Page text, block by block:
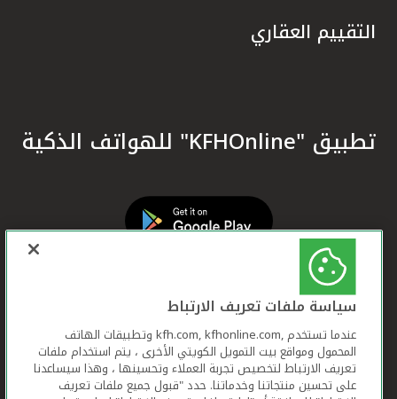
التقييم العقاري
تطبيق "KFHOnline" للهواتف الذكية
سياسة ملفات تعريف الارتباط
عندما تستخدم ,kfh.com, kfhonline.com وتطبيقات الهاتف
المحمول ومواقع بيت التمويل الكويتي الأخرى ، يتم استخدام ملفات
تعريف الارتباط لتخصيص تجربة العملاء وتحسينها ، وهذا سيساعدنا
على تحسين منتجاتنا وخدماتنا. حدد "قبول جميع ملفات تعريف